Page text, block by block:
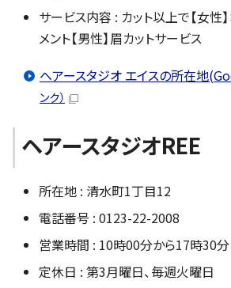
サービス内容 : カット以上で【女性
メント【男性】眉カットサービス
ヘアースタジオ エイスの所在地
ンク）
ヘアースタジオREE
所在地 : 清水町1丁目12
電話番号 : 0123-22-2008
営業時間 : 10時00分から17時30分
定休日 : 第3月曜日、毎週火曜日